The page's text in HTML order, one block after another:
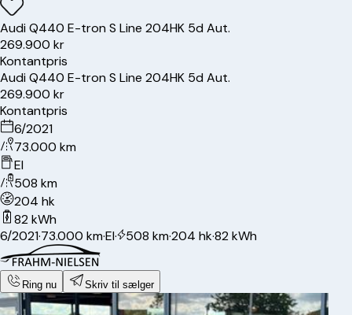
AudiQ440 E-tron S Line 204HK 5d Aut.
269.900 kr
Kontantpris
AudiQ440 E-tron S Line 204HK 5d Aut.
269.900 kr
Kontantpris
6/2021
73.000 km
El
508 km
204 hk
82 kWh
6/2021·73.000 km·El· 508 km·204 hk·82 kWh
Ring nu Skriv til sælger